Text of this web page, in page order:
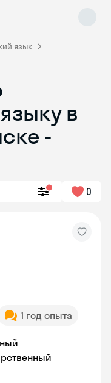
язык
в
-
0
1 год опыта